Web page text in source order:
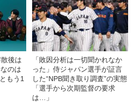
後は
のは
もう1
「敗因分析は一切聞かれなか
った」侍ジャパン選手が証言
した“NPB聞き取り調査”の実態
「選手から次期監督の要求
は…」